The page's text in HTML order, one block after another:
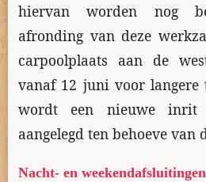
hiervan worden nog
afronding van deze
carpoolplaats aan de
vanaf 12 juni voor langere
wordt een nieuwe inrit
aangelegd ten behoeve van
Nacht- en